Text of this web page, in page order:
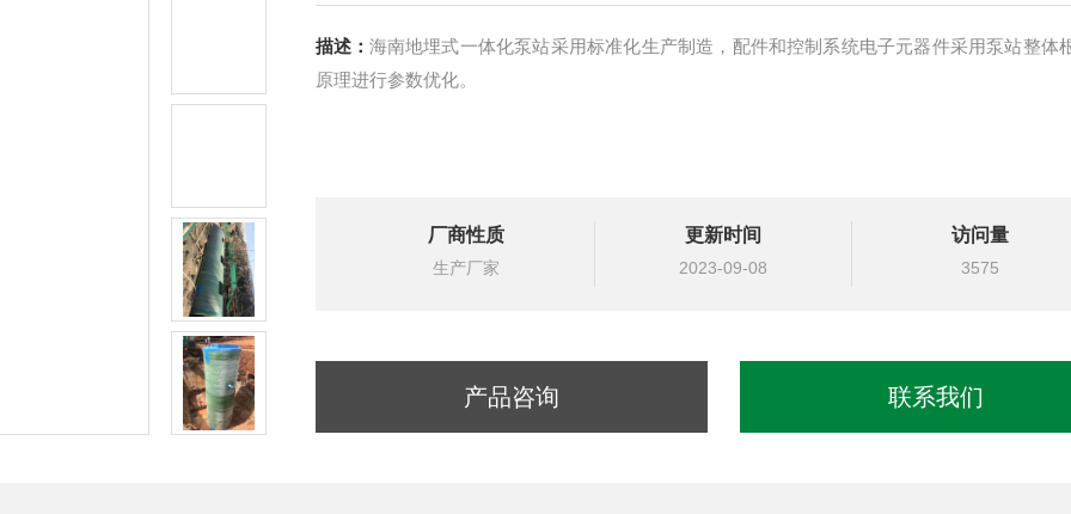
描述： 海南地埋式一体化泵站采用标准化生产制造，配件和控制系统电子元器件采用泵站整体
原理进行参数优化。
厂商性质
生产厂家
更新时间
2023-09-08
访问量
3575
产品咨询 联系我们